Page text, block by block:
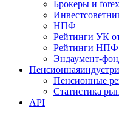
Брокеры и
НПФ
Рейтинги УК
Рейтинги НПФ
Эндаумент-
Пенсионная
Пенсионные
Статистика
API